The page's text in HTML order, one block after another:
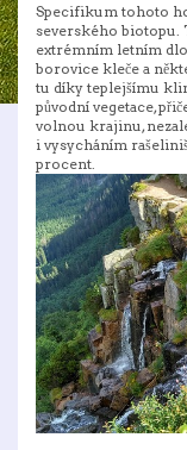
Specifikum tohoto
severského biotopu.
extrémním letním
borovice kleče a
tu díky teplejšímu
původní vegetace,
volnou krajinu,
i vysycháním
procent.